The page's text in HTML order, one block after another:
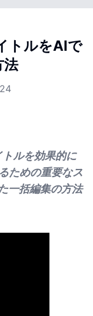
トルをAIで
法
ルを効果的に
ための重要なス
一括編集の方法